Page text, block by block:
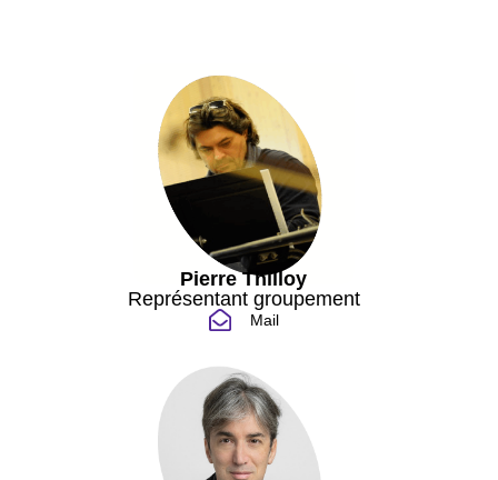
Pierre Thilloy
Représentant groupement
Mail